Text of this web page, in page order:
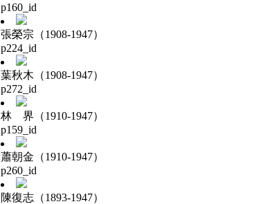
p160_id
張榮宗（1908-1947）
p224_id
葉秋木（1908-1947）
p272_id
林 界（1910-1947）
p159_id
蕭朝金（1910-1947）
p260_id
陳復志（1893-1947）